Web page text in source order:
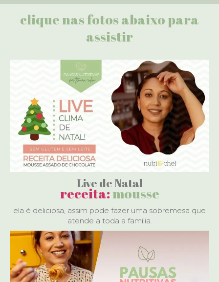
clique nas fotos abaixo para
assistir
Live de Natal
receita:mousse
ela é deliciosa, assim pode fazer uma sobremesa que
atende a toda a familia.